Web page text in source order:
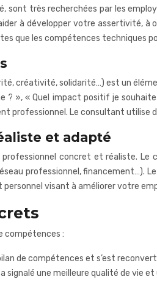
sont très recherchées par les
à développer votre assertivité,
que les compétences techniques
créativité, solidarité…) est un
», « Quel impact positif je
professionnel. Le consultant utilise
et adapté
concret et réaliste.
professionnel, financement…).
visant à améliorer votre
compétences :
de compétences et s’est
signalé une meilleure qualité de vie